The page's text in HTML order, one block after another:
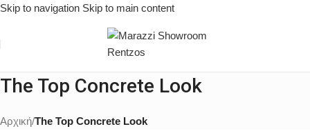
Skip to navigation Skip to main content
The Top Concrete Look
Αρχική/The Top Concrete Look